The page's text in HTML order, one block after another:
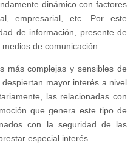
dinámico con factores
empresarial, etc. Por este
de información, presente de
de comunicación.
más complejas y sensibles de
mayor interés a nivel
las relacionadas con
que genera este tipo de
con la seguridad de las
especial interés.